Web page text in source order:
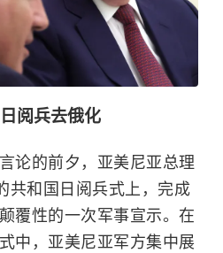
阅兵去俄化
论的前夕，亚美尼亚总理
共和国日阅兵式上，完成
覆性的一次军事宣示。在
中，亚美尼亚军方集中展